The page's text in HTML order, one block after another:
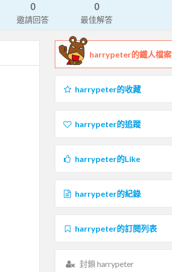
0
邀請回答
0
最佳解答
harrypeter的鐵人檔案
harrypeter的收藏
harrypeter的追蹤
harrypeter的Like
harrypeter的紀錄
harrypeter的訂閱列表
封鎖 harrypeter